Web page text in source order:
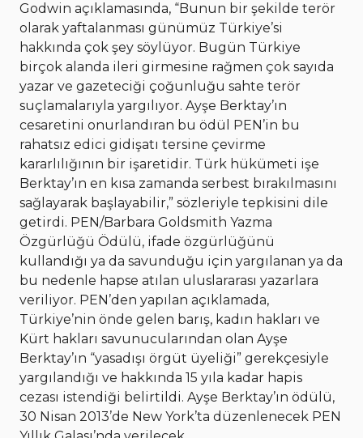
Godwin açıklamasında, “Bunun bir şekilde terör
olarak yaftalanması günümüz Türkiye’si
hakkında çok şey söylüyor. Bugün Türkiye
birçok alanda ileri girmesine rağmen çok sayıda
yazar ve gazeteciği çoğunluğu sahte terör
suçlamalarıyla yargılıyor. Ayşe Berktay’ın
cesaretini onurlandıran bu ödül PEN’in bu
rahatsız edici gidişatı tersine çevirme
kararlılığının bir işaretidir. Türk hükümeti işe
Berktay’ın en kısa zamanda serbest bırakılmasını
sağlayarak başlayabilir,” sözleriyle tepkisini dile
getirdi. PEN/Barbara Goldsmith Yazma
Özgürlüğü Ödülü, ifade özgürlüğünü
kullandığı ya da savunduğu için yargılanan ya da
bu nedenle hapse atılan uluslararası yazarlara
veriliyor. PEN’den yapılan açıklamada,
Türkiye’nin önde gelen barış, kadın hakları ve
Kürt hakları savunucularından olan Ayşe
Berktay’ın “yasadışı örgüt üyeliği” gerekçesiyle
yargılandığı ve hakkında 15 yıla kadar hapis
cezası istendiği belirtildi. Ayşe Berktay’ın ödülü,
30 Nisan 2013’de New York’ta düzenlenecek PEN